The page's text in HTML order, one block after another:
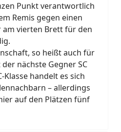
Punkt verantwortlich
Remis gegen einen
vierten Brett für den
so heißt auch für
nächste Gegner SC
handelt es sich
– allerdings
auf den Plätzen fünf